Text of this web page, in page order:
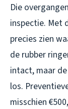
Die
inspectie. Met
precies zien
de rubber
intact, maar
los.
misschien